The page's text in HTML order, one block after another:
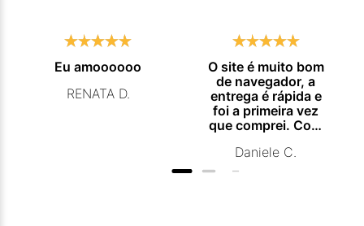
Eu amoooooo
RENATA D.
O site é muito bom
de navegador, a
entrega é rápida e
foi a primeira vez
que comprei. Com
comprar
novamente.
Daniele C.